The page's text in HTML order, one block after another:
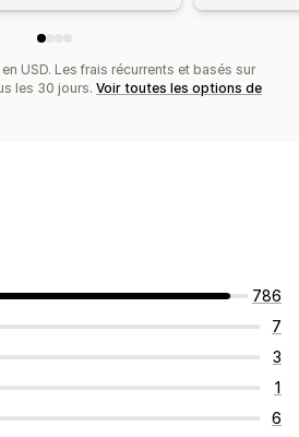
USD. Les frais récurrents et basés sur
les 30 jours. Voir toutes les options de
786
7
3
1
6